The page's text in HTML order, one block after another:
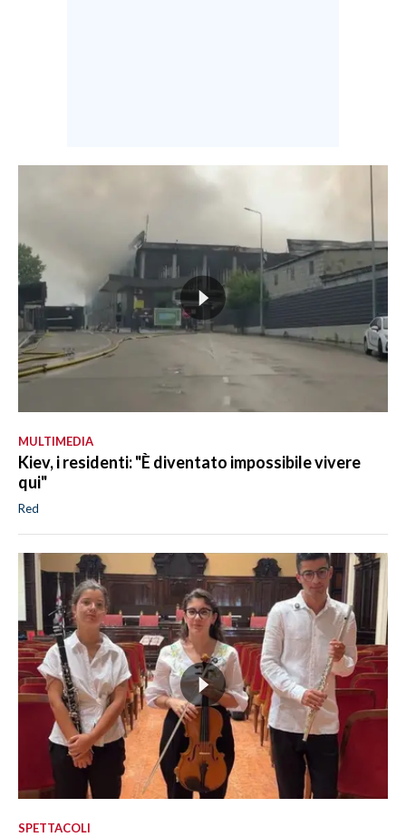
MULTIMEDIA
Kiev, i residenti: "È diventato impossibile vivere
qui"
Red
SPETTACOLI